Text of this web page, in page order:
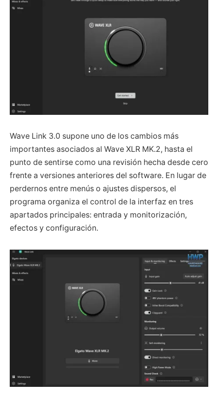
Wave Link 3.0 supone uno de los cambios más
importantes asociados al Wave XLR MK.2, hasta el
punto de sentirse como una revisión hecha desde cero
frente a versiones anteriores del software. En lugar de
perdernos entre menús o ajustes dispersos, el
programa organiza el control de la interfaz en tres
apartados principales: entrada y monitorización,
efectos y configuración.